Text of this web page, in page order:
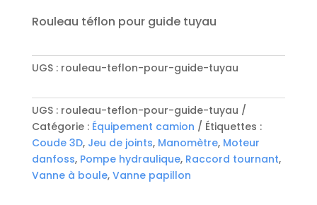
Rouleau téflon pour guide tuyau
UGS : rouleau-teflon-pour-guide-tuyau
UGS : rouleau-teflon-pour-guide-tuyau
Catégorie : Équipement camion
Étiquettes :
Coude 3D, Jeu de joints, Manomètre, Moteur
danfoss, Pompe hydraulique, Raccord tournant,
Vanne à boule, Vanne papillon